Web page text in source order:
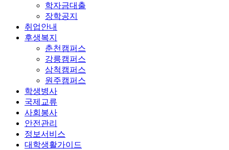
학자금대출
장학공지
취업안내
후생복지
춘천캠퍼스
강릉캠퍼스
삼척캠퍼스
원주캠퍼스
학생병사
국제교류
사회봉사
안전관리
정보서비스
대학생활가이드